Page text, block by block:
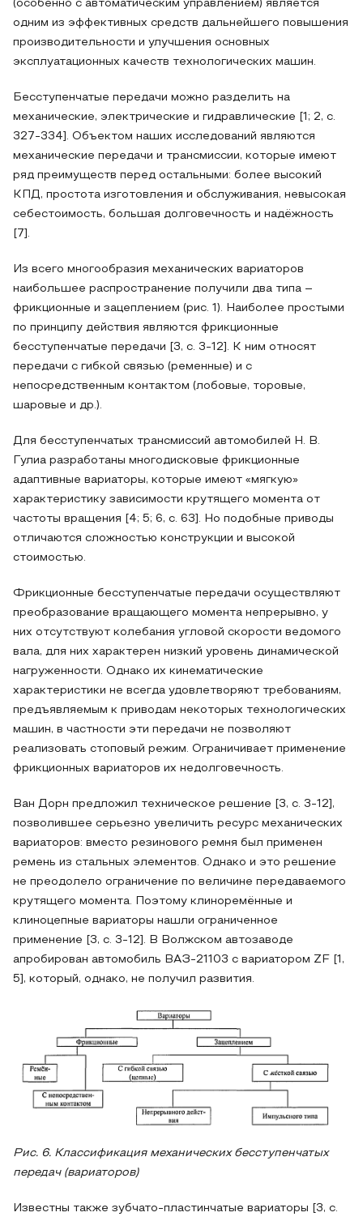
(особенно с автоматическим управлением) является
одним из эффективных средств дальнейшего повышения
производительности и улучшения основных
эксплуатационных качеств технологических машин.
Бесступенчатые передачи можно разделить на
механические, электрические и гидравлические [1; 2, с.
327-334]. Объектом наших исследований являются
механические передачи и трансмиссии, которые имеют
ряд преимуществ перед остальными: более высокий
КПД, простота изготовления и обслуживания, невысокая
себестоимость, большая долговечность и надёжность
[7].
Из всего многообразия механических вариаторов
наибольшее распространение получили два типа –
фрикционные и зацеплением (рис. 1). Наиболее простыми
по принципу действия являются фрикционные
бесступенчатые передачи [3, с. 3-12]. К ним относят
передачи с гибкой связью (ременные) и с
непосредственным контактом (лобовые, торовые,
шаровые и др.).
Для бесступенчатых трансмиссий автомобилей Н. В.
Гулиа разработаны многодисковые фрикционные
адаптивные вариаторы, которые имеют «мягкую»
характеристику зависимости крутящего момента от
частоты вращения [4; 5; 6, с. 63]. Но подобные приводы
отличаются сложностью конструкции и высокой
стоимостью.
Фрикционные бесступенчатые передачи осуществляют
преобразование вращающего момента непрерывно, у
них отсутствуют колебания угловой ско­рости ведомого
вала, для них характерен низкий уровень динамической
нагруженности. Однако их кинематические
характеристики не всегда удовлетворяют требованиям,
предъявляемым к приводам некоторых технологических
машин, в частности эти передачи не позволяют
реализовать стоповый режим. Ограничивает применение
фрикционных вариаторов их недолговечность.
Ван Дорн предложил техническое решение [3, с. 3-12],
позволившее серьезно увеличить ресурс механических
вариаторов: вместо резинового ремня был применен
ремень из стальных элементов. Однако и это решение
не преодолело ограничение по величине передаваемого
крутящего момента. Поэтому клиноремённые и
клиноцепные вариаторы нашли ограниченное
применение [3, с. 3-12]. В Волжском автозаводе
апробирован автомобиль ВАЗ-21103 с вариатором ZF [1,
5], который, однако, не получил развития.
Рис. 6. Классификация механических бесступенчатых
передач (вариаторов)
Известны также зубчато-пластинчатые вариаторы [3, с.